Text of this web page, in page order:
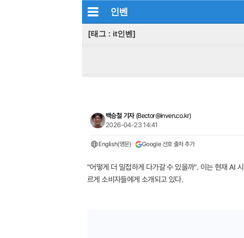
인벤
[태그 : it인벤]
백승철 기자 (Bector@inven.co.kr)
2026-04-23 14:41
English(영문) Google 선호 출처 추가
"어떻게 더 밀접하게 다가갈 수 있을까". 이는 현재 AI
르게 소비자들에게 소개되고 있다.